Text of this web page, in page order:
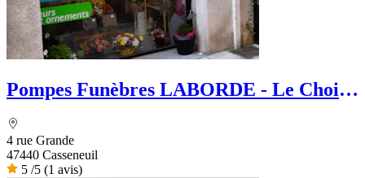
Pompes Funèbres LABORDE - Le Choix
4 rue Grande
47440 Casseneuil
5 /5 (1 avis)